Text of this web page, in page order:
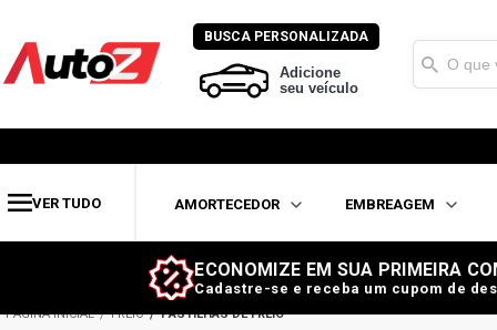
BUSCA PERSONALIZADA
Adicione
seu veículo
VER TUDO AMORTECEDOR EMBREAGEM
ECONOMIZE EM SUA PRIMEIRA
Cadastre-se e receba um cupom de
FREIO PASTILHAS DE FREIO